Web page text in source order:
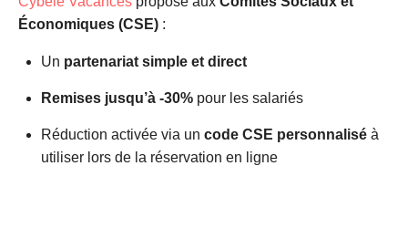
Économiques (CSE) :
Un partenariat simple et direct
Remises jusqu’à -30% pour les salariés
Réduction activée via un code CSE personnalisé à
utiliser lors de la réservation en ligne